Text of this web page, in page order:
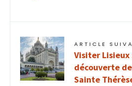
ARTICLE
Visiter
découverte
Sainte